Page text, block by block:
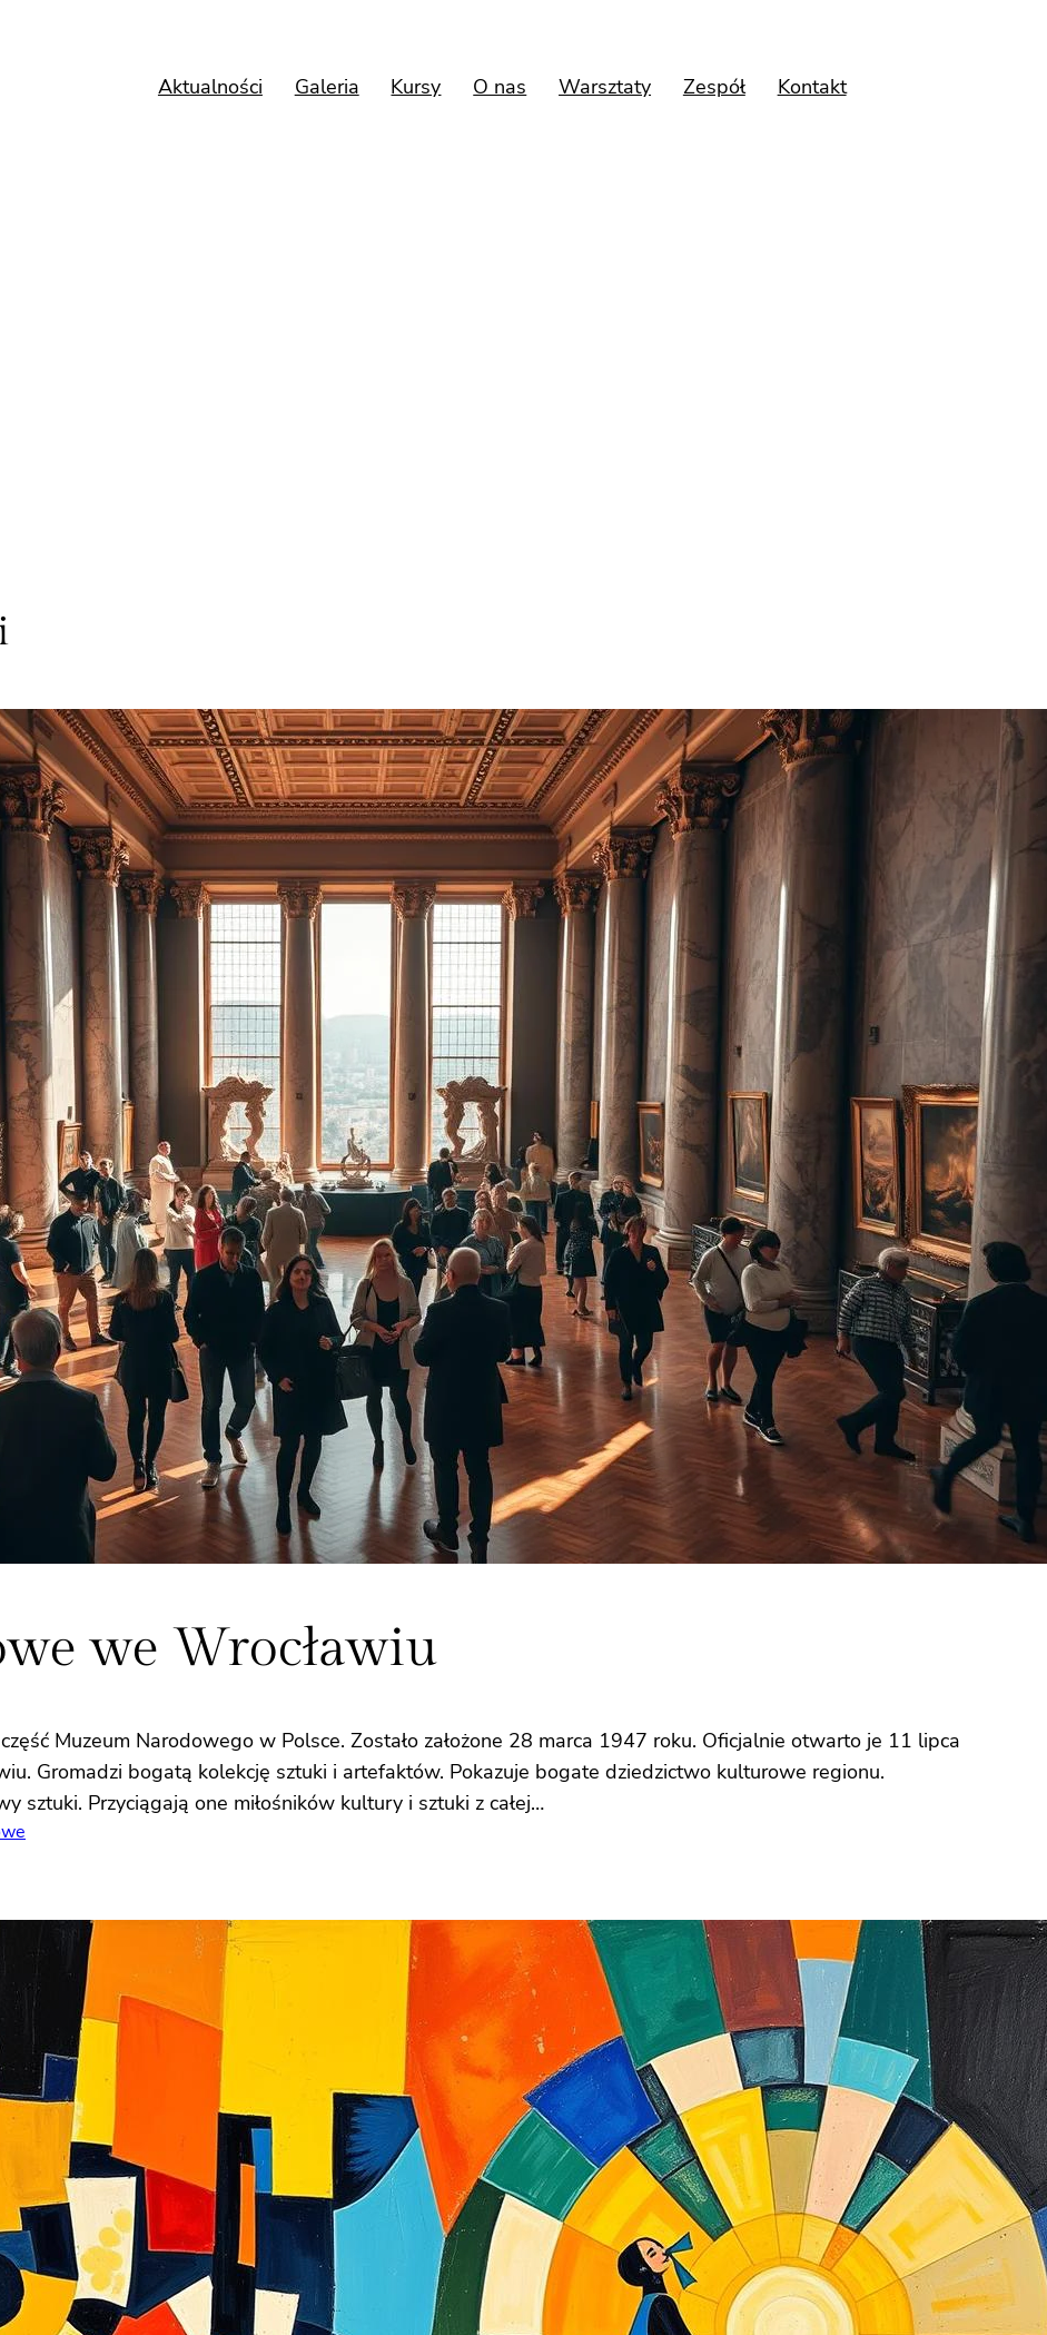
Aktualności Galeria Kursy O nas Warsztaty Zespół Kontakt
we Wrocławiu
Muzeum Narodowego w Polsce. Zostało założone 28 marca 1947 roku. Oficjalnie otwarto je 11 lipca
Gromadzi bogatą kolekcję sztuki i artefaktów. Pokazuje bogate dziedzictwo kulturowe regionu.
sztuki. Przyciągają one miłośników kultury i sztuki z całej…